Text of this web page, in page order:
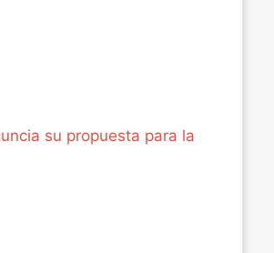
su propuesta para la